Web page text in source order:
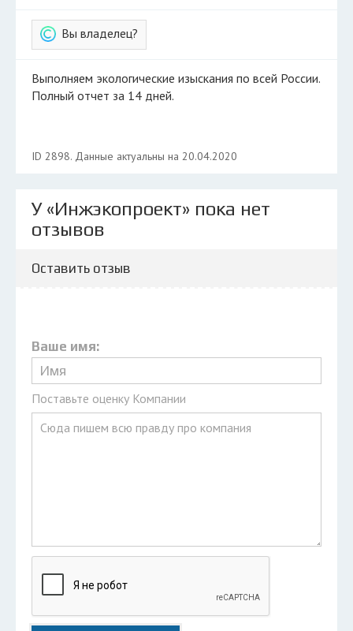
Вы владелец?
Выполняем экологические изыскания по всей России.
Полный отчет за 14 дней.
ID 2898. Данные актуальны на 20.04.2020
У «Инжэкопроект» пока нет
отзывов
Оставить отзыв
Ваше имя:
Поставьте оценку Компании